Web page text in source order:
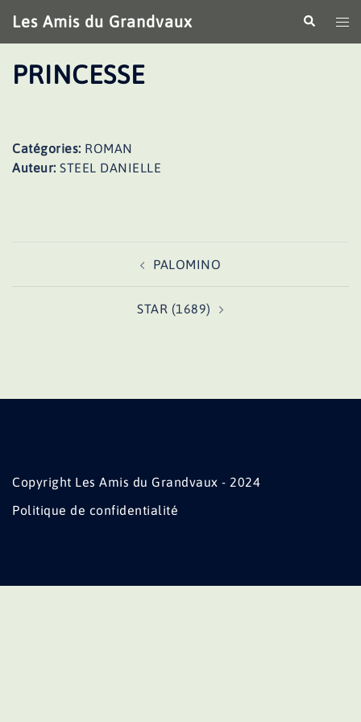
au
contenu
Les Amis du Grandvaux
le
PRINCESSE
Catégories: ROMAN
Auteur: STEEL DANIELLE
PALOMINO
STAR (1689)
Copyright Les Amis du Grandvaux - 2024
Politique de confidentialité